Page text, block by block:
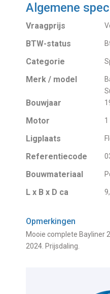
Algemene
Vraagprijs
BTW-status
Categorie
Merk / model
Bouwjaar
Motor 1
Ligplaats
Referentiecode
Bouwmateriaal
L x B x D ca
Opmerkingen
Mooie complete Bayliner
2024. Prijsdaling.